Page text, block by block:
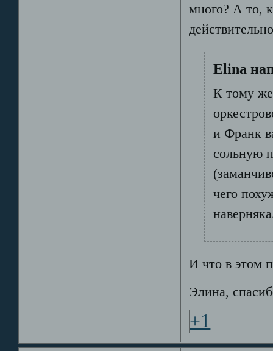
много? А то,
Elina
К тому же
и Франк
сольную
чего
И что в этом
Элина,
+1